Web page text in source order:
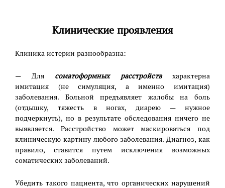
Клинические проявления
Клиника истерии разнообразна:
— Для соматоформных расстройствхарактерна
имитация (не симуляция, а именно имитация)
заболевания. Больной предъявляет жалобы на боль
(отдышку, тяжесть в ногах, диарею — нужное
подчеркнуть), но в результате обследования ничего не
выявляется. Расстройство может маскироваться под
клиническую картину любого заболевания. Диагноз, как
правило, ставится путем исключения возможных
соматических заболеваний.
Убедить такого пациента, что органических нарушений